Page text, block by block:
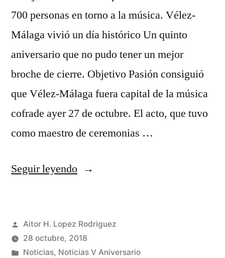
700 personas en torno a la música. Vélez-
Málaga vivió un día histórico Un quinto
aniversario que no pudo tener un mejor
broche de cierre. Objetivo Pasión consiguió
que Vélez-Málaga fuera capital de la música
cofrade ayer 27 de octubre. El acto, que tuvo
como maestro de ceremonias …
Seguir leyendo«Pasión
Tres
Caídas
Publicado
por
Aitor H. Lopez Rodriguez
28 octubre, 2018
Publicado
Noticias, Noticias V Aniversario